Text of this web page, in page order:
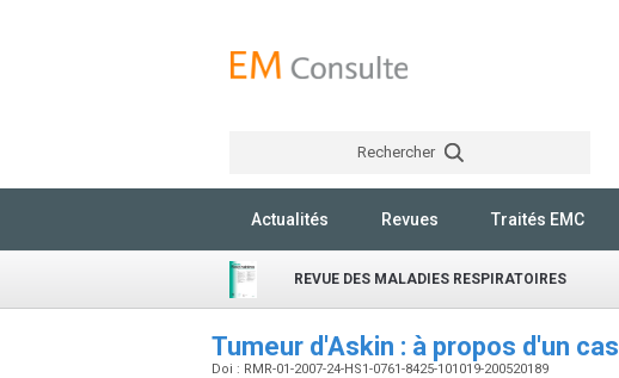
Rechercher
Actualités Revues Traités EMC
REVUE DES MALADIES RESPIRATOIRES
Tumeur d'Askin : à propos d'un cas
Doi : RMR-01-2007-24-HS1-0761-8425-101019-200520189